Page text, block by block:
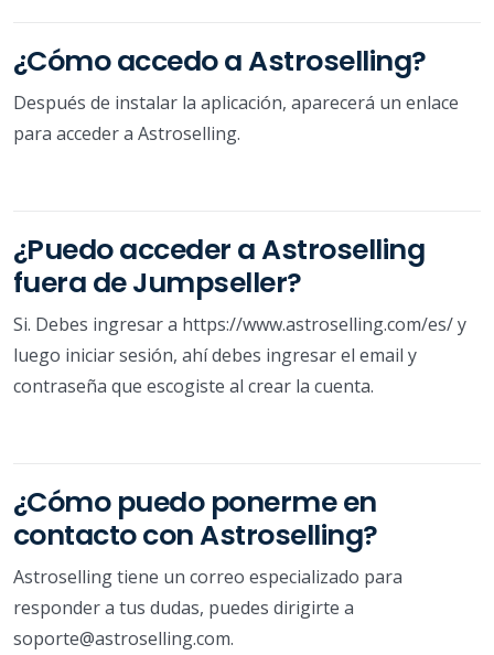
¿Cómo accedo a Astroselling?
Después de instalar la aplicación, aparecerá un enlace
para acceder a Astroselling.
¿Puedo acceder a Astroselling
fuera de Jumpseller?
Si. Debes ingresar a https://www.astroselling.com/es/ y
luego iniciar sesión, ahí debes ingresar el email y
contraseña que escogiste al crear la cuenta.
¿Cómo puedo ponerme en
contacto con Astroselling?
Astroselling tiene un correo especializado para
responder a tus dudas, puedes dirigirte a
soporte@astroselling.com.